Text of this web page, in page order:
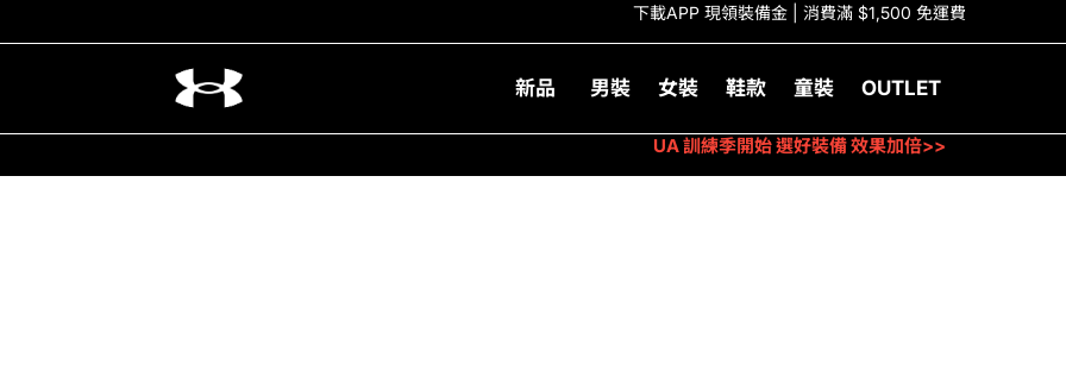
下載APP 現領裝備金 | 消費滿 $1,500 免運費
新品 男裝 女裝 鞋款 童裝 OUTLET
UA 訓練季開始 選好裝備 效果加倍>>